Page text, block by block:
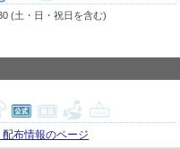
(土・日・祝日を含む)
配布情報のページ